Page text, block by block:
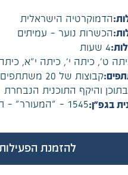
הדמוקרטיה הישראלית
הכשרות נוער – עמיתים
4 שעות
ט׳, כיתה י׳, כיתה י״א,
קבוצות של 20 משתתפים
בתוכן והיקף התוכנית הנבחרת
בגפ״ן:1545 – "המעורר" – תוכנית לפיתוח אחריות
להזמנת